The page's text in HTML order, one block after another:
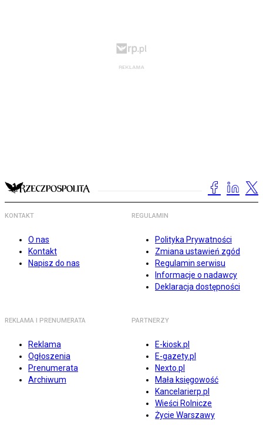
KONTAKT
O nas
Kontakt
Napisz do nas
REGULAMIN
Polityka Prywatności
Zmiana ustawień zgód
Regulamin serwisu
Informacje o nadawcy
Deklaracja dostępności
REKLAMA I PRENUMERATA
Reklama
Ogłoszenia
Prenumerata
Archiwum
PARTNERZY
E-kiosk.pl
E-gazety.pl
Nexto.pl
Mała księgowość
Kancelarierp.pl
Wieści Rolnicze
Życie Warszawy